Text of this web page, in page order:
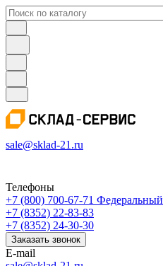
sale@sklad-21.ru
Телефоны
+7 (800) 700-67-71 Федеральный
+7 (8352) 22-83-83
+7 (8352) 24-30-30
Заказать звонок
E-mail